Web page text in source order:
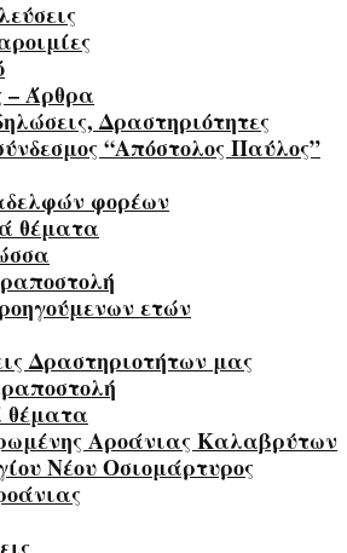
– Άρθρα
Δραστηριότητες
“Απόστολος Παύλος”
φορέων
θέματα
ετών
Δραστηριοτήτων μας
θέματα
Αροάνιας Καλαβρύτων
Νέου Οσιομάρτυρος